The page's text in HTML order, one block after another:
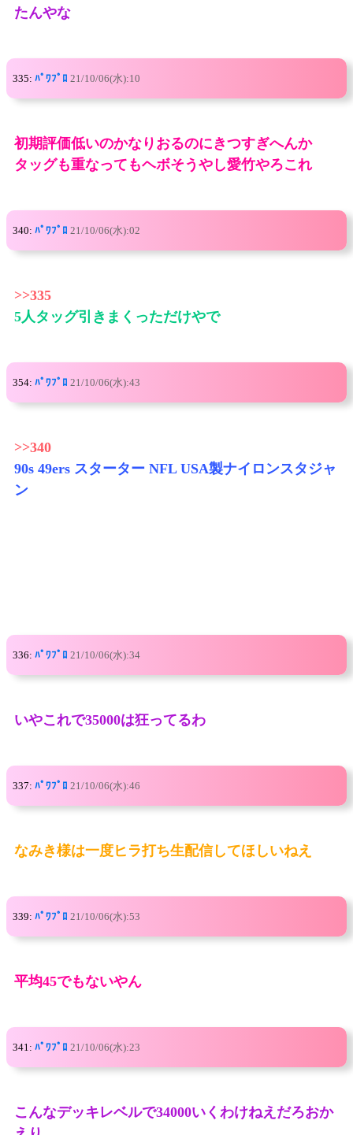
たんやな
335: ﾊﾟﾜﾌﾟﾛ 21/10/06(水):10
初期評価低いのかなりおるのにきつすぎへんか
タッグも重なってもヘボそうやし愛竹やろこれ
340: ﾊﾟﾜﾌﾟﾛ 21/10/06(水):02
>>335
5人タッグ引きまくっただけやで
354: ﾊﾟﾜﾌﾟﾛ 21/10/06(水):43
>>340
90s 49ers スターター NFL USA製ナイロンスタジャ
ン
336: ﾊﾟﾜﾌﾟﾛ 21/10/06(水):34
いやこれで35000は狂ってるわ
337: ﾊﾟﾜﾌﾟﾛ 21/10/06(水):46
なみき様は一度ヒラ打ち生配信してほしいねえ
339: ﾊﾟﾜﾌﾟﾛ 21/10/06(水):53
平均45でもないやん
341: ﾊﾟﾜﾌﾟﾛ 21/10/06(水):23
こんなデッキレベルで34000いくわけねえだろおか